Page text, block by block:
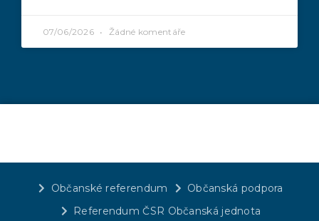
07/06/2026 Žádné komentáře
Občanské referendum
Občanská podpora
Referendum ČSR Občanská jednota